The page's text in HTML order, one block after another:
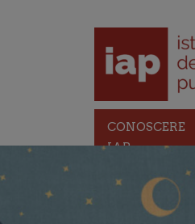
CONOSCERE
IAP